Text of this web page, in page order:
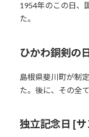
1954年のこの日、
た。
ひかわ銅剣の
島根県斐川町が制
た。後に、その全
独立記念日 [